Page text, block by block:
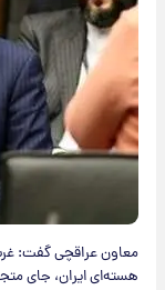
معاون عراقچی گفت:
هسته‌ای ایران، جای